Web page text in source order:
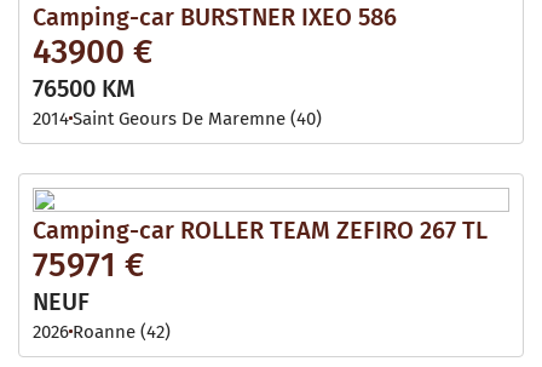
Camping-car BURSTNER IXEO 586
43900 €
76500 KM
2014Saint Geours De Maremne (40)
Camping-car ROLLER TEAM ZEFIRO 267 TL
75971 €
NEUF
2026 Roanne (42)